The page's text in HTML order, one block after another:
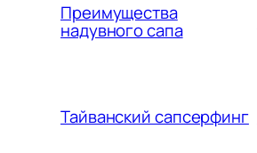
Преимущества
надувного сапа
Тайванский сапсерфинг